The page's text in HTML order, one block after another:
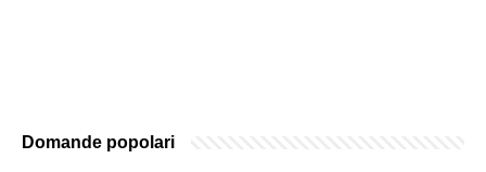
Domande popolari